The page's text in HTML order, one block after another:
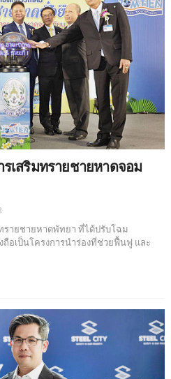
รเสริมทรายชายหาดจอม
รายชายหาดพัทยา ที่ได้ปรับโฉม
อเป็นโครงการนำร่องที่ช่วยฟื้นฟู และ